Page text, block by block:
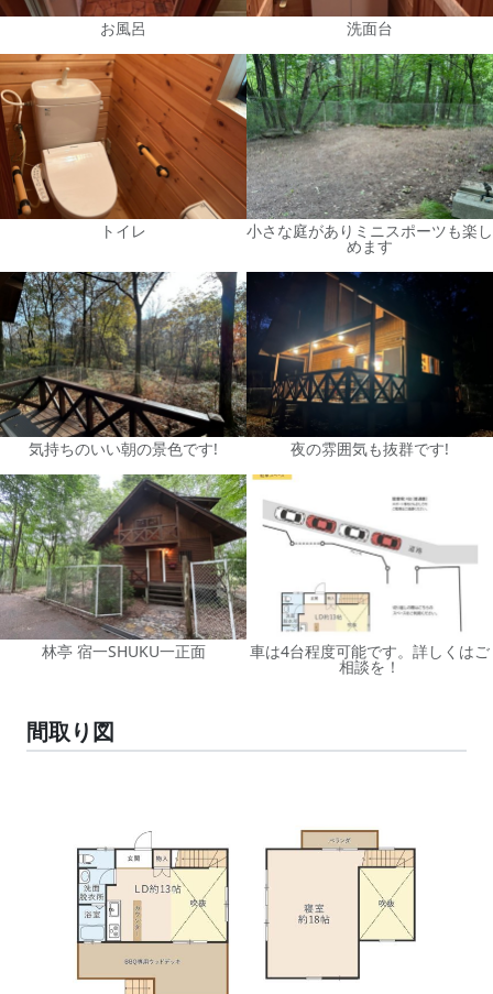
お風呂 洗面台
トイレ 小さな庭がありミニスポーツも楽し
めます
気持ちのいい朝の景色です! 夜の雰囲気も抜群です!
林亭 宿一SHUKU一正面 車は4台程度可能です。詳しくはご
相談を！
間取り図